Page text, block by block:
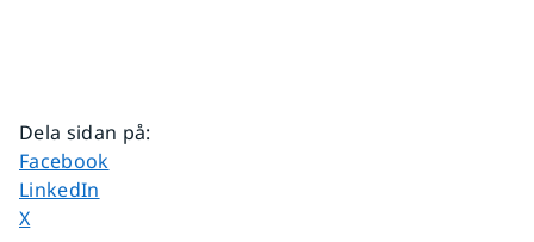
Dela sidan på:
Dela sidan på
Facebook
Dela sidan på
LinkedIn
Dela sidan på
X